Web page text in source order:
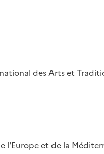
des Arts et
l'Europe et de la